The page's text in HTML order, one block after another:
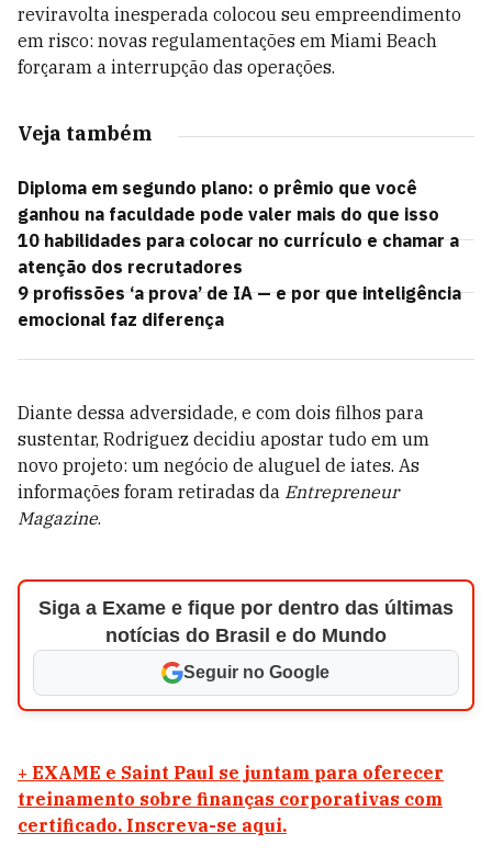
reviravolta inesperada colocou seu empreendimento
em risco: novas regulamentações em Miami Beach
forçaram a interrupção das operações.
Veja também
Diploma em segundo plano: o prêmio que você
ganhou na faculdade pode valer mais do que isso
10 habilidades para colocar no currículo e chamar a
atenção dos recrutadores
9 profissões ‘a prova’ de IA — e por que inteligência
emocional faz diferença
Diante dessa adversidade, e com dois filhos para
sustentar, Rodriguez decidiu apostar tudo em um
novo projeto: um negócio de aluguel de iates. As
informações foram retiradas da Entrepreneur
Magazine.
Siga a Exame e fique por dentro das últimas
notícias do Brasil e do Mundo
Seguir no Google
+ EXAME e Saint Paul se juntam para oferecer
treinamento sobre finanças corporativas com
certificado. Inscreva-se aqui.